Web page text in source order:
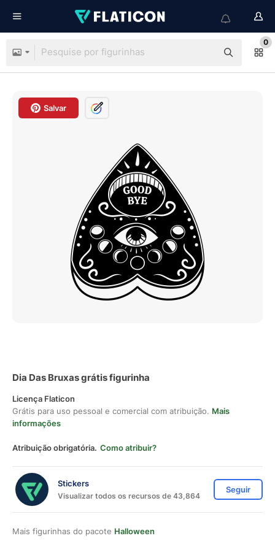
0
Salvar
Dia Das Bruxas grátis figurinha
Licença Flaticon
Grátis para uso pessoal e comercial com atribuição. Mais
informações
Atribuição obrigatória. Como atribuir?
Stickers
Visualizar todos os recursos de 43,864
Seguir
Mais figurinhas do pacote Halloween